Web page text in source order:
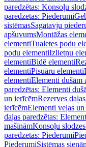
paredzētas: Konsoļu
paredzētas: Piederumi
sistēmasSagatavju
apšuvumsMontāžas
elementiTualetes podu
podu elementiIzlietņu
elementiBidē elementi
elementiPisuāru elementi
elementiElementi dušām
paredzētas: Elementi
un ierīcēmRezerves
ierīcēmElementi veļas
daļas paredzētas:
mašīnāmKonsoļu
paredzētas: Piederumi
PiederumiSistēmas